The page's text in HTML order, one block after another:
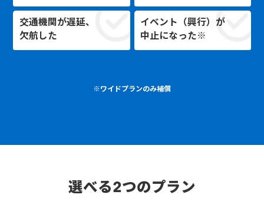
交通機関が遅延、
欠航した
イベント（興行）が
中止になった※
※ワイドプランのみ補償
選べる2つのプラン